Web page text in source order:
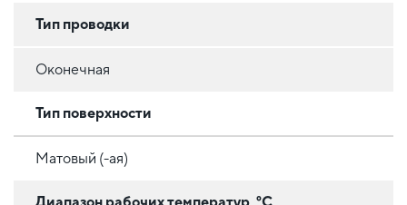
Тип проводки
Оконечная
Тип поверхности
Матовый (-ая)
Диапазон рабочих температур, °C